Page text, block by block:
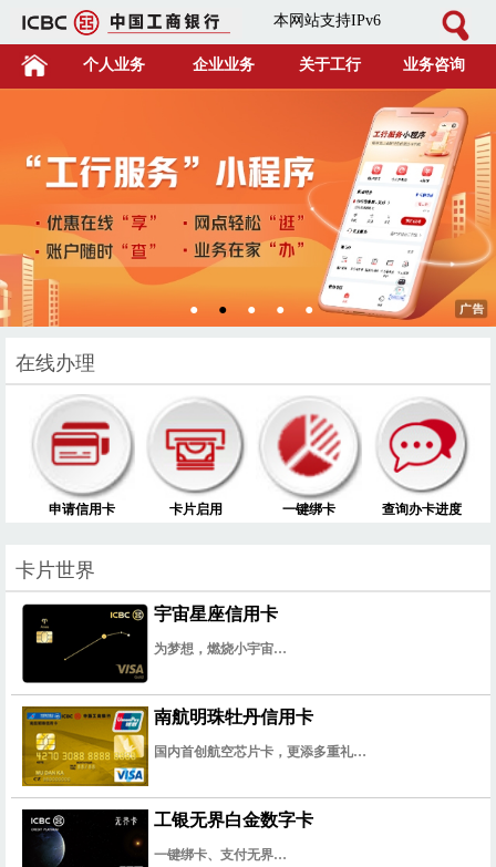
本网站支持IPv6
个人业务 企业业务 关于工行 业务咨询
● ● ● ● ●
在线办理
申请信用卡 卡片启用 一键绑卡 查询办卡进度
卡片世界
宇宙星座信用卡
为梦想，燃烧小宇宙…
南航明珠牡丹信用卡
国内首创航空芯片卡，更添多重礼…
工银无界白金数字卡
一键绑卡、支付无界…